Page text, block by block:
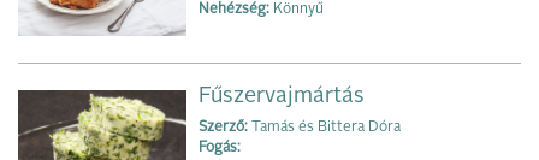
Nehézség: Könnyű
Fűszervajmártás
Szerző: Tamás és Bittera Dóra
Fogás: